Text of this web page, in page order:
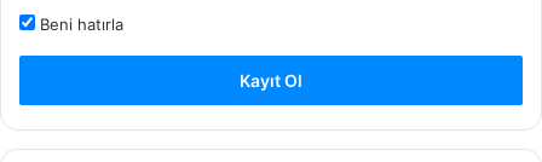
Beni hatırla
Kayıt Ol